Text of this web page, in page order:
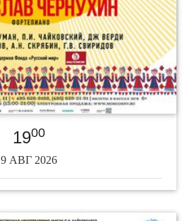
1900
9 АВГ 2026